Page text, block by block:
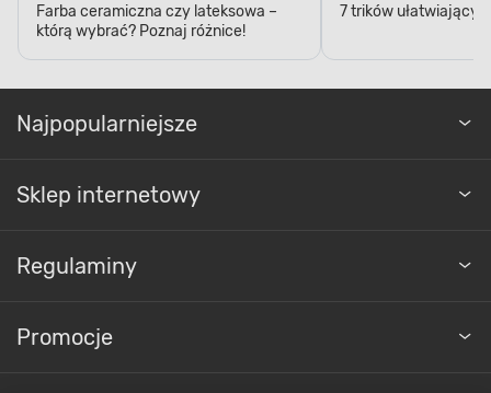
Wydajne malowanie
Emalia chlorokauczukowa Rafil
zamknięta w puszce o pojemności wynoszącej
w mgnieniu oka pomalujesz pożądaną
powierzchnię. Przekonaj się, że malowanie
czasochłonne.
Farba ceramiczna czy lateksowa –
którą wybrać? Poznaj różnice!
7 trików
Najpopularniejsze
Sklep internetowy
Regulaminy
Promocje